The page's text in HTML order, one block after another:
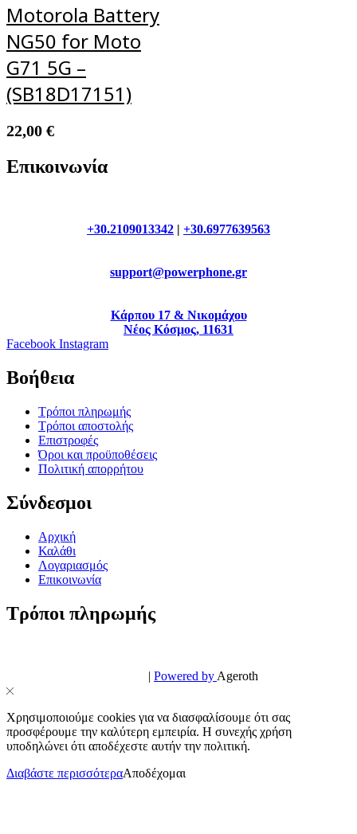
Motorola Battery
NG50 for Moto
G71 5G –
(SB18D17151)
22,00 €
Επικοινωνία
+30.2109013342 | +30.6977639563
support@powerphone.gr
Κάρπου 17 & Νικομάχου
Νέος Κόσμος, 11631
Facebook Instagram
Βοήθεια
Τρόποι πληρωμής
Τρόποι αποστολής
Επιστροφές
Όροι και προϋποθέσεις
Πολιτική απορρήτου
Σύνδεσμοι
Αρχική
Καλάθι
Λογαριασμός
Επικοινωνία
Τρόποι πληρωμής
| Powered by Ageroth
Χρησιμοποιούμε cookies για να διασφαλίσουμε ότι σας
προσφέρουμε την καλύτερη εμπειρία. Η συνεχής χρήση
υποδηλώνει ότι αποδέχεστε αυτήν την πολιτική.
Διαβάστε περισσότεραΑποδέχομαι